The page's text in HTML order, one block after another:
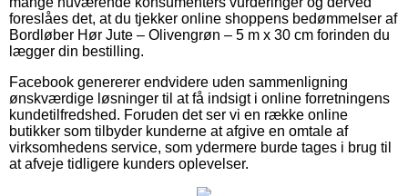
foreslåes det, at du tjekker online shoppens bedømmelser af
Bordløber Hør Jute – Olivengrøn – 5 m x 30 cm forinden du
lægger din bestilling.
Facebook genererer endvidere uden sammenligning
ønskværdige løsninger til at få indsigt i online forretningens
kundetilfredshed. Foruden det ser vi en række online
butikker som tilbyder kunderne at afgive en omtale af
virksomhedens service, som ydermere burde tages i brug til
at afveje tidligere kunders oplevelser.